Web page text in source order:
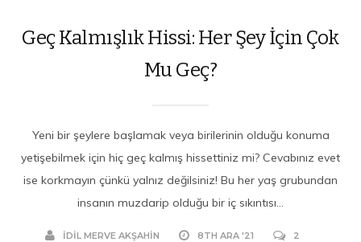
Geç Kalmışlık Hissi: Her Şey İçin Çok
Mu Geç?
Yeni bir şeylere başlamak veya birilerinin olduğu konuma
yetişebilmek için hiç geç kalmış hissettiniz mi? Cevabınız evet
ise korkmayın çünkü yalnız değilsiniz! Bu her yaş grubundan
insanın muzdarip olduğu bir iç sıkıntısı...
İDIL MERVE AKŞAHIN 8TH ARA '21 2